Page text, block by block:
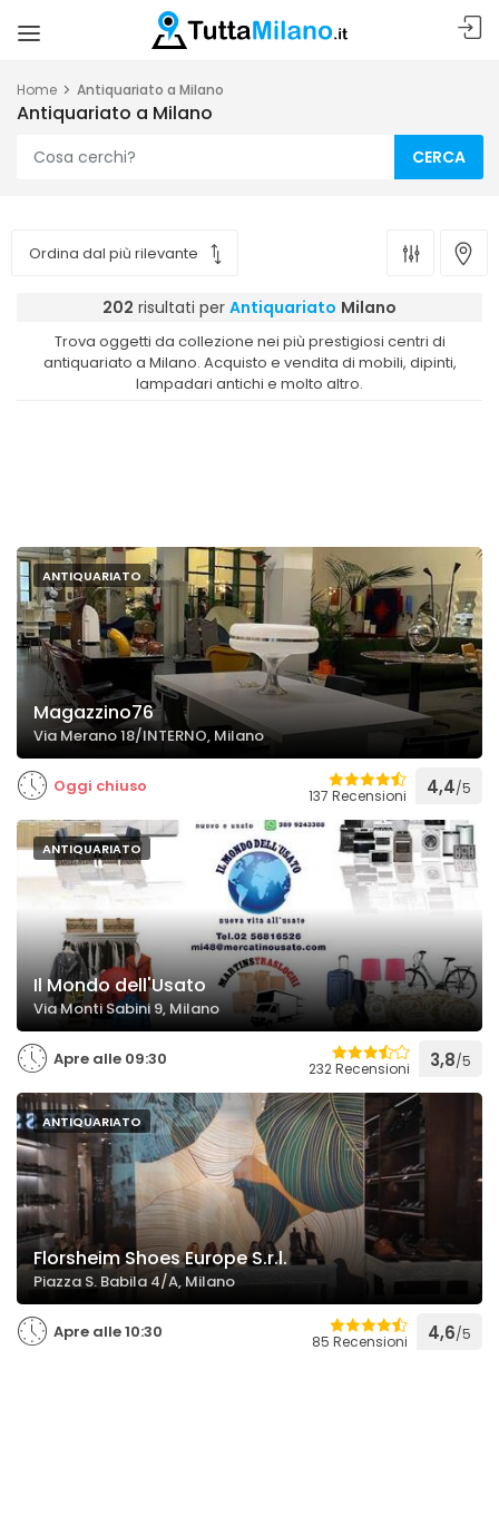
Home Antiquariato a Milano
Antiquariato a Milano
CERCA
202 risultati per Antiquariato Milano
Trova oggetti da collezione nei più prestigiosi centri di
antiquariato a Milano. Acquisto e vendita di mobili, dipinti,
lampadari antichi e molto altro.
ANTIQUARIATO
Magazzino76
Via Merano 18/INTERNO, Milano
Oggi chiuso 137 Recensioni 4,4/5
ANTIQUARIATO
Il Mondo dell'Usato
Via Monti Sabini 9, Milano
Apre alle 09:30 232 Recensioni 3,8/5
ANTIQUARIATO
Florsheim Shoes Europe S.r.l.
Piazza S. Babila 4/A, Milano
Apre alle 10:30 85 Recensioni 4,6/5